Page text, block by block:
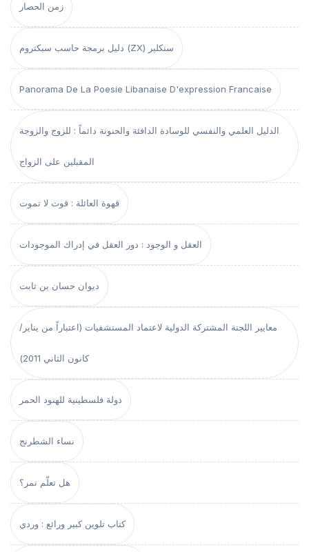
زمن الحصار
دليل برمجة حاسب سبكتروم (ZX) سنكلير
Panorama De La Poesie Libanaise D'expression Francaise
الدليل العلمي والنفسي للوسادة الدافئة والحنونة دائماً : للزوج والزوجة
المقبلين على الزواج
قهوة العائلة : قوت لا تموت
العقل و الوجود : دور العقل في إدراك الموجودات
ديوان حسان بن ثابت
معايير اللجنة المشتركة الدولية لاعتماد المستشفيات (اعتباراً من يناير/
كانون الثاني 2011)
دولة فلسطينية للهنود الحمر
نساء الشطرنج
هل تعلّم نمر؟
كتاب تلوين كبير ورائع : وردي